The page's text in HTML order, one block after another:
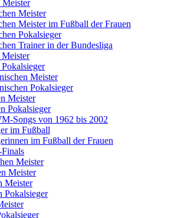
Meister
Meister
Meister im Fußball der Frauen
Pokalsieger
Trainer in der Bundesliga
Meister
Pokalsieger
Meister
Pokalsieger
Songs von 1962 bis 2002
im Fußball
im Fußball der Frauen
Meister
Meister
Meister
Pokalsieger